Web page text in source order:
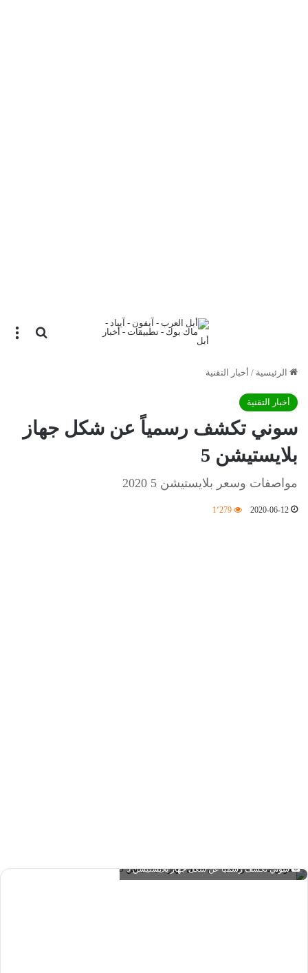
بحث
الرئيسية / أخبار التقنية
أخبار التقنية
سوني تكشف رسمياً عن شكل جهاز
بلايستيشن 5
مواصفات وسعر بلايستيشن 5 2020
2020-06-12 1٬279
سوني تكشف رسمياً عن شكل جهاز بلايستيشن 5